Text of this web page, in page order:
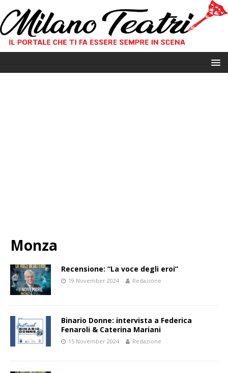
Monza
Recensione: “La voce degli eroi”
19 November 2024 Redazione
Binario Donne: intervista a Federica
Fenaroli & Caterina Mariani
15 November 2024 Redazione